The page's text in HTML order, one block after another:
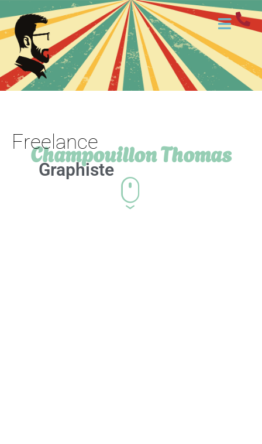
Freelance
Champouillon Thomas
Graphiste